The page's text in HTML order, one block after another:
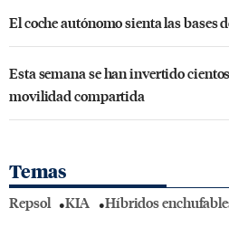
El coche autónomo sienta las bases
Esta semana se han invertido
movilidad compartida
Temas
Repsol KIA Híbridos